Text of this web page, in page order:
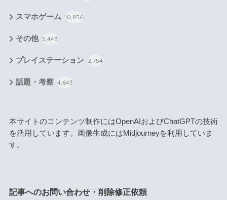
スマホゲーム 10,856
その他 5,443
プレイステーション 2,754
話題・考察 4,643
本サイトのコンテンツ制作にはOpenAIおよびChatGPTの技術
を活用しています。画像生成にはMidjourneyを利用していま
す。
記事へのお問い合わせ・削除修正依頼